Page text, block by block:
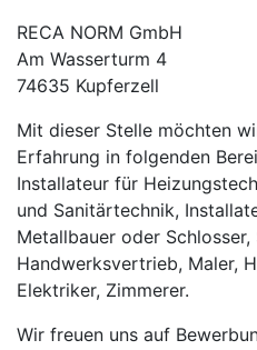
RECA NORM GmbH
Am Wasserturm 4
74635 Kupferzell
Mit dieser Stelle möchten
Erfahrung in folgenden
Installateur für
und Sanitärtechnik,
Metallbauer oder Schlosser,
Handwerksvertrieb, Maler,
Elektriker, Zimmerer.
Wir freuen uns auf